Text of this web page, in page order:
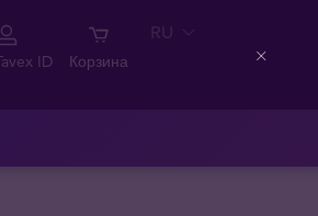
ID Корзина
RU
Close